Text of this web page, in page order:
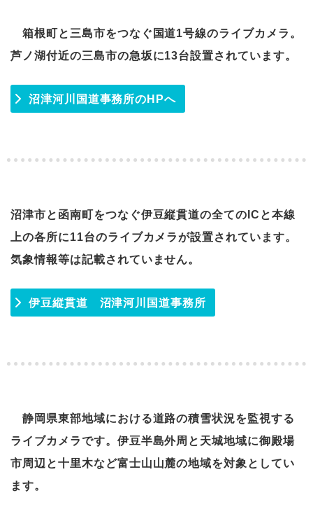
箱根町と三島市をつなぐ国道1号線のライブカメラ。
芦ノ湖付近の三島市の急坂に13台設置されています。
沼津河川国道事務所のHPへ
沼津市と函南町をつなぐ伊豆縦貫道の全てのICと本線
上の各所に11台のライブカメラが設置されています。
気象情報等は記載されていません。
伊豆縦貫道 沼津河川国道事務所
静岡県東部地域における道路の積雪状況を監視する
ライブカメラです。伊豆半島外周と天城地域に御殿場
市周辺と十里木など富士山山麓の地域を対象としてい
ます。